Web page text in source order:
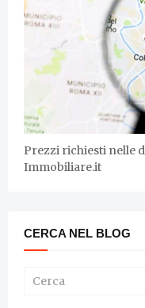
Prezzi richiesti nelle
Immobiliare.it
CERCA NEL BLOG